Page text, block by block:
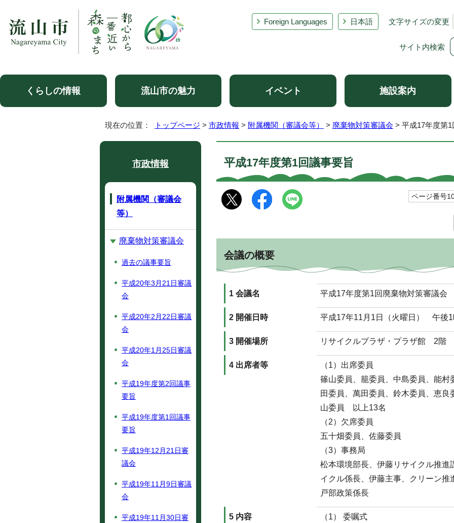
Foreign Languages 日本語 文字サイズの変更
サイト内検索
くらしの情報 流山市の魅力 イベント 施設案内
現在の位置： トップページ > 市政情報 > 附属機関（審議会等） > 廃棄物対策審議会 > 平成17年度第
平成17年度第1回議事要旨
ページ番号
会議の概要
1 会議名 平成17年度第1回廃棄物対策審議会
2 開催日時 平成17年11月1日（火曜日） 午後
3 開催場所 リサイクルプラザ・プラザ館 2階
4 出席者等
（1）出席委員
篠山委員、籠委員、中島委員、能村
田委員、萬田委員、鈴木委員、恵
山委員 以上13名
（2）欠席委員
五十畑委員、佐藤委員
（3）事務局
松本環境部長、伊藤リサイクル推進
イクル係長、伊藤主事、クリーン
戸部政策係長
5 内容
（1） 委嘱式
市政情報
附属機関（審議会
等）
廃棄物対策審議会
過去の議事要旨
平成20年3月21日審議
会
平成20年2月22日審議
会
平成20年1月25日審議
会
平成19年度第2回議事
要旨
平成19年度第1回議事
要旨
平成19年12月21日審
議会
平成19年11月9日審議
会
平成19年11月30日審